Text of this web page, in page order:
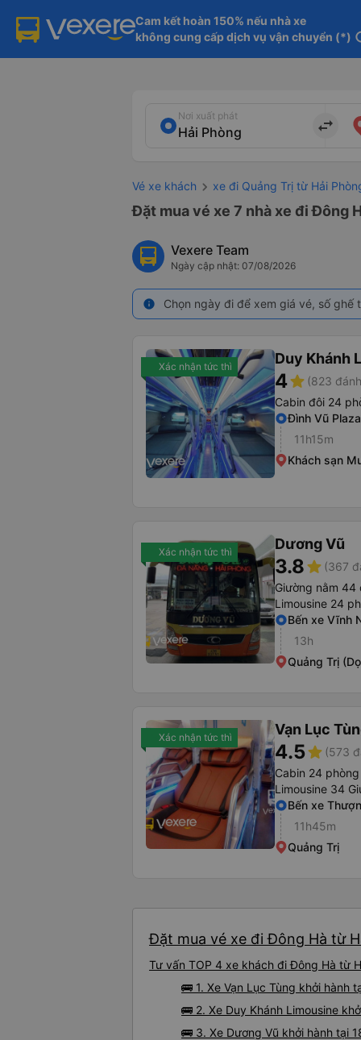
Cam kết hoàn 150% nếu nhà xe
không cung cấp dịch vụ vận chuyển (*)
Nơi xuất phát
import_export
Vé xe khách xe đi Quảng Trị từ Hải
Đặt mua vé xe 7 nhà xe đi Đông
Vexere Team
Ngày cập nhật: 07/08/2026
info Chọn ngày đi để xem giá vé, số
Xác nhận tức thì Duy Khánh
4star (823
Cabin đôi 24
Đình Vũ Plaza
11h15m
Khách sạn
Xác nhận tức thì Dương Vũ
3.8star (367
Giường nằm 44
Limousine 24
Bến xe Vĩnh
13h
Quảng Trị
Xác nhận tức thì Vạn Lục
4.5star (573
Cabin 24 phòng
Limousine 34
Bến xe
11h45m
Quảng Trị
Đặt mua vé xe đi Đông Hà từ
Tư vấn TOP 4 xe khách đi Đông Hà từ
🚌 1. Xe Vạn Lục Tùng khởi hành
🚌 2. Xe Duy Khánh Limousine
🚌 3. Xe Dương Vũ khởi hành tại